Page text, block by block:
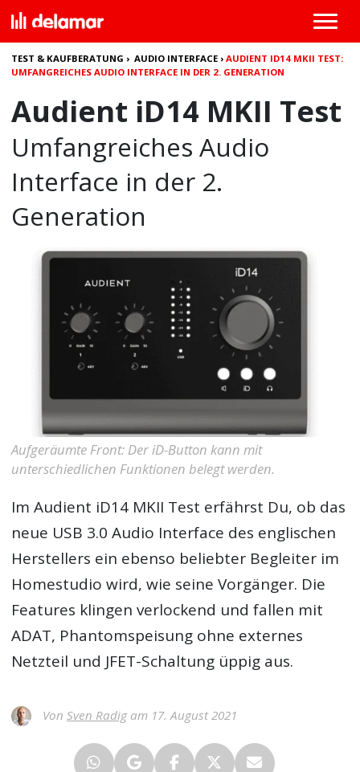
TEST & KAUFBERATUNG ›AUDIO INTERFACE ›AUDIENT ID14 MKII TEST:
UMFANGREICHES AUDIO INTERFACE IN DER 2. GENERATION
Audient iD14 MKII Test
Umfangreiches Audio
Interface in der 2.
Generation
Aufgeräumte Front: Der iD-Button kann mit
unterschiedlichen Funktionen belegt werden.
Im Audient iD14 MKII Test erfährst Du, ob das
neue USB 3.0 Audio Interface des englischen
Herstellers ein ebenso beliebter Begleiter im
Homestudio wird, wie seine Vorgänger. Die
Features klingen verlockend und fallen mit
ADAT, Phantomspeisung ohne externes
Netzteil und JFET-Schaltung üppig aus.
Von Sven Radigam 17. August 2021